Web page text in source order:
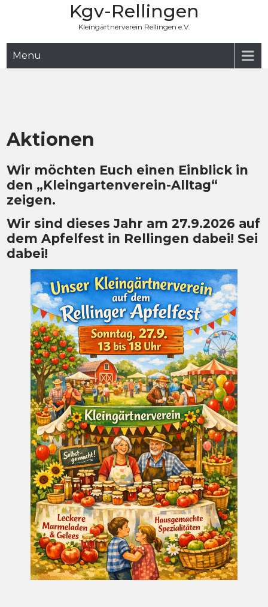
Kgv-Rellingen
Kleingärtnerverein Rellingen e.V.
Menu
Aktionen
Wir möchten Euch einen Einblick in
den „Kleingartenverein-Alltag“
zeigen.
Wir sind dieses Jahr am 27.9.2026 auf
dem Apfelfest in Rellingen dabei! Sei
dabei!